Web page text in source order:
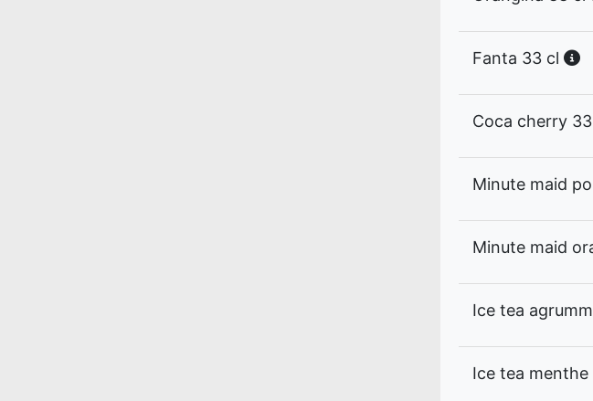
Fanta 33 cl
Coca cherry
Minute maid
Minute maid
Ice tea
Ice tea menthe